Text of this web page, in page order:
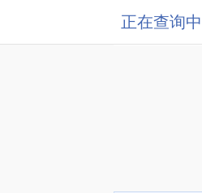
正在查询中